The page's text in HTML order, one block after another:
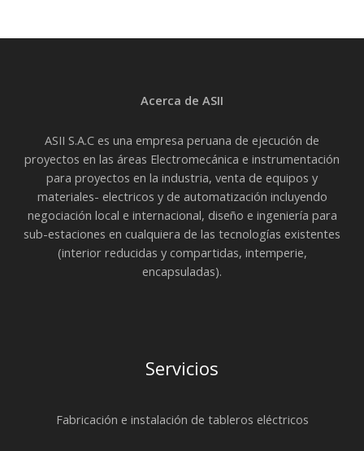
Acerca de ASII
ASII S.A.C es una empresa peruana de ejecución de
proyectos en las áreas Electromecánica e instrumentación
para proyectos en la industria, venta de equipos y
materiales- electricos y de automatización incluyendo
negociación local e internacional, diseño e ingeniería para
sub-estaciones en cualquiera de las tecnologías existentes
(interior reducidas y compartidas, intemperie,
encapsuladas).
Servicios
Fabricación e instalación de tableros eléctricos